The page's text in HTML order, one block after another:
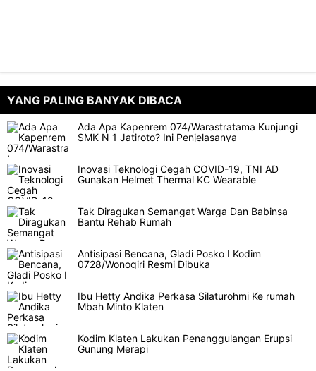
YANG PALING BANYAK DIBACA
Ada Apa Kapenrem 074/Warastratama Kunjungi
SMK N 1 Jatiroto? Ini Penjelasanya
Inovasi Teknologi Cegah COVID-19, TNI AD
Gunakan Helmet Thermal KC Wearable
Tak Diragukan Semangat Warga Dan Babinsa
Bantu Rehab Rumah
Antisipasi Bencana, Gladi Posko I Kodim
0728/Wonogiri Resmi Dibuka
Ibu Hetty Andika Perkasa Silaturohmi Ke rumah
Mbah Minto Klaten
Kodim Klaten Lakukan Penanggulangan Erupsi
Gunung Merapi